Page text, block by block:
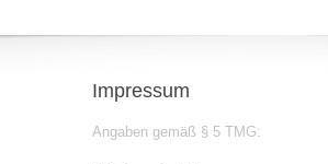
Impressum
Angaben gemäß § 5 TMG: